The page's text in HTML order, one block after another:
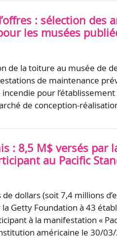
: sélection des
les musées
de la toiture au musée de
de maintenance
pour
de conception-
: 8,5 M$ versés par
au Pacific
dollars (soit 7,4 millions
Getty Foundation à 43
à la manifestation «
américaine le 30/